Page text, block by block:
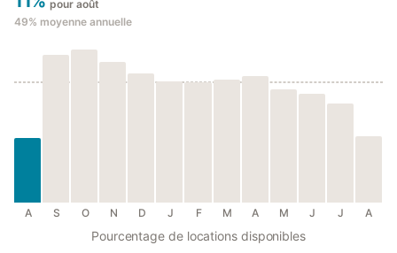
pour août
49% moyenne annuelle
A S O N D J F M A M J J A
Pourcentage de locations disponibles